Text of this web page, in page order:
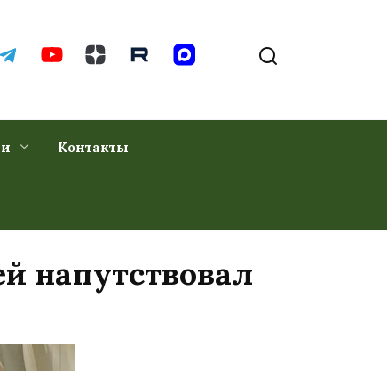
Контакты
напутствовал